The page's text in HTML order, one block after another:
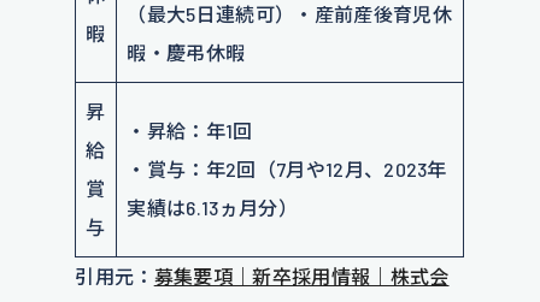
暇
（最大5日連続可）・産前産後育児休
暇・慶弔休暇
昇
給
賞
与
・昇給：年1回
・賞与：年2回（7月や12月、2023年
実績は6.13ヵ月分）
引用元： 募集要項｜新卒採用情報｜株式会